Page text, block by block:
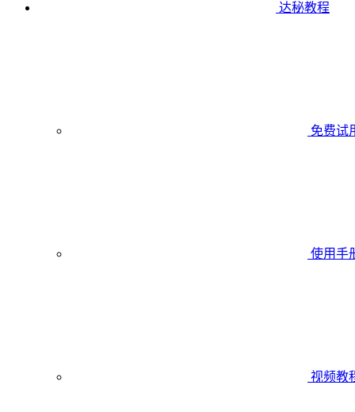
达秘教程
免费试
使用手
视频教